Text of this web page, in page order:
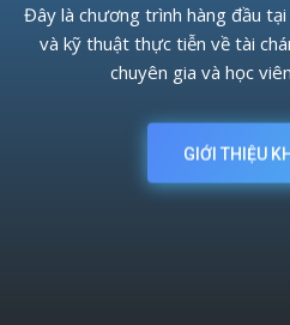
Đây là chương trình hàng đầu
và kỹ thuật thực tiễn về tài
chuyên gia và học
GIỚI THIỆU